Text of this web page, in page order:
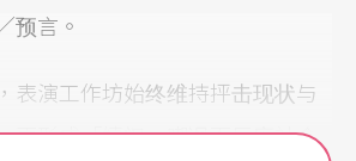
预言。
表演工作坊始终维持抨击现状与
更形成「嬉闹、嘲讽而反应社会